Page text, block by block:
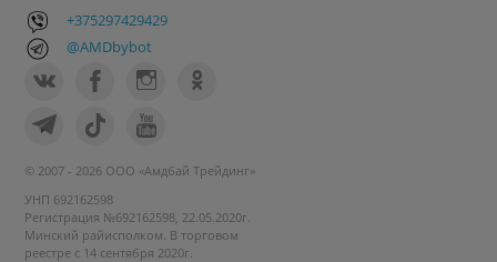
+375297429429
@AMDbybot
© 2007 - 2026 ООО «Амдбай Трейдинг»
УНП 692162598
Регистрация №692162598, 22.05.2020г.
Минский райисполком. В торговом
реестре с 14 сентября 2020г.